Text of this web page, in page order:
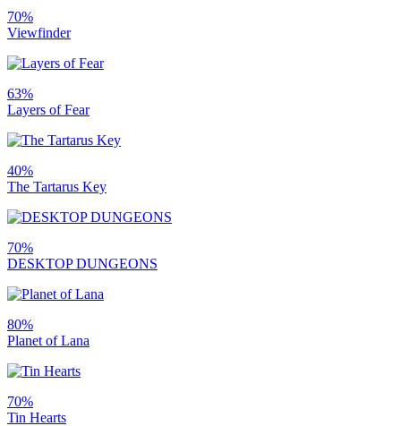
70%
Viewfinder
63%
Layers of Fear
40%
The Tartarus Key
70%
DESKTOP DUNGEONS
80%
Planet of Lana
70%
Tin Hearts